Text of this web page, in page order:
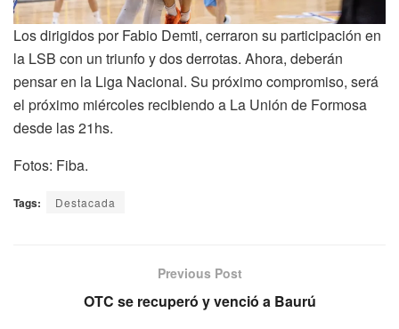
Los dirigidos por Fabio Demti, cerraron su participación en
la LSB con un triunfo y dos derrotas. Ahora, deberán
pensar en la Liga Nacional. Su próximo compromiso, será
el próximo miércoles recibiendo a La Unión de Formosa
desde las 21hs.
Fotos: Fiba.
Tags: Destacada
Previous Post
OTC se recuperó y venció a Baurú